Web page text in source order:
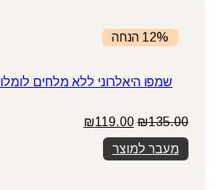
12% הנחה
שמפו היאלרוני ללא מלחים לומלו 1,000 מ"ל LOME'LO
₪135.00
המחיר
המקורי
היה:
₪135.00.
₪119.00
מעבר למוצר